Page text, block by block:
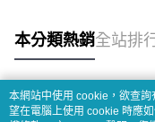
本分類熱銷全站排
熱門標籤
本網站中使用 cookie，欲查
望在電腦上使用 cookie 時應